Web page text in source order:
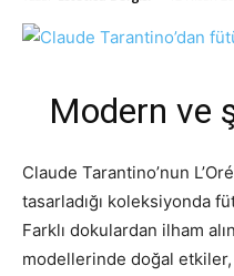
Modern ve
Claude Tarantino’nun
tasarladığı koleksiyonda
Farklı dokulardan ilham
modellerinde doğal